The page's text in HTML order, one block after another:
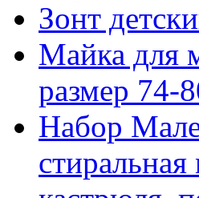
Зонт
Майка для
размер 74-
Набор